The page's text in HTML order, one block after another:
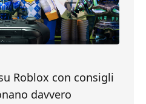
Roblox con consigli
davvero